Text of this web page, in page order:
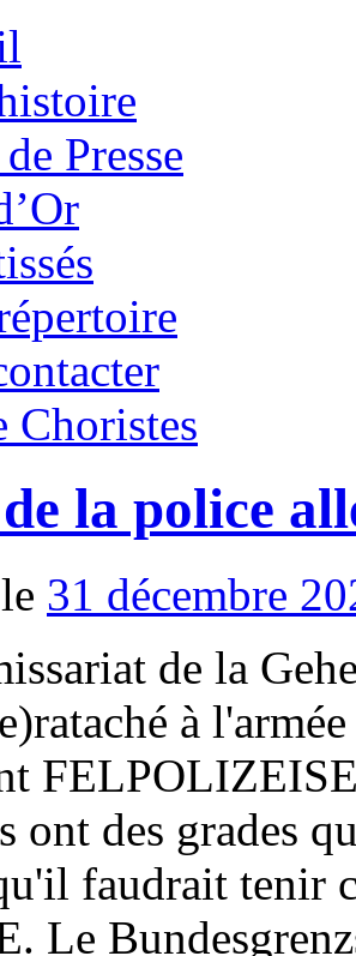
Presse
Choristes
la police
31 décembre
d'occasion de chasse et de pêche - L’objectif est de garantir le droit à manifester en désamorçant au plus tôt les situations de conflit dans les cortèges. Un article de Wikipédia, l'encyclopédie libre. En utilisant notre site, vous acceptez l'utilisation de cookies. Après la prise d'otages de Munich 1972, avait ainsi été créée la GSG 9, l’unité antiterroriste de la RFA. Obergefreiter. La capitale allemande emploie ainsi 16.500 fonctionnaires disposant de pouvoirs identiques à ceux de la police fédérale. Avant que la guerre ne soit terminée, il y avait 115 unités, qui furent toutes dissoutes à la fin de cette première guerre mondiale. Au nombre de 16, les polices d'État allemandes assurent dans chaque Land la sécurité publique et la police criminelle au quotidien. Chaque État de la fédération allemande possédait sa propre police et suivait une politique distincte de maintien de l'ordre. Volkswagen Passat break de la police fédérale allemande. Elle les conseille, les appuie ou les remplace dans certains cas. Armes de poing en service dans la police allemande dans les années 2010, https://fr.wikipedia.org/w/index.php?title=Police_en_Allemagne&oldid=173676778, licence Creative Commons attribution, partage dans les mêmes conditions, comment citer les auteurs et mentionner la licence. Au sein de l'armée allemande du Troisième Reich, la "Feldgendarmerie" est une organisation militaire ayant reçu une instruction militaire et aux pouvoirs de police étendus. Stabsgefreiter. Sachez que vous ne pourrez prendre un grade supérieur ou égale à celui de Oberstleutnant pour la Wehrmacht. Elle est placée sous la tutelle du ministère fédéral de l’Intérieur et dispose de 39 000 agents environ. Un responsable régional de la police démissionne en juillet 2020 face à un scandale sur des liens de ses services avec l'extrême droite en vue de menacer des personnalités de gauche[3]. Comptant 20 000 gardes-frontière au moment de la fusion, elle avait vu son rôle élargi à partir des années 1970. Le manque de coordination des forces freinait les enquêtes criminelles qui s'étendaient sur plusieurs Etats. SchützeGrenadier après le 11/42. Un article de Wikipédia, l'encyclopédie libre. Le tableau ci-dessous énumère les grades de la SA et de la SS par ordre croissant en application au 7 avril 1942 avec les grades correspondants dans la police, la Wehrmacht Heer (l’armée de terre) et les divisions importantes du parti nazi (le NSDAP). Préfecture de Police de Paris. Son domaine d’intervention est limité par l’attribution de larges compétences de police ordinaire aux forces de police des Länder. La police allemande (en allemand : die Polizei, /poliˈt͡saɪ̯/) se divise en plusieurs niveaux : La police fédérale a une juridiction qui comprend tout le territoire allemand. Les patrouilleurs et enquêteurs utilisent des BMW série